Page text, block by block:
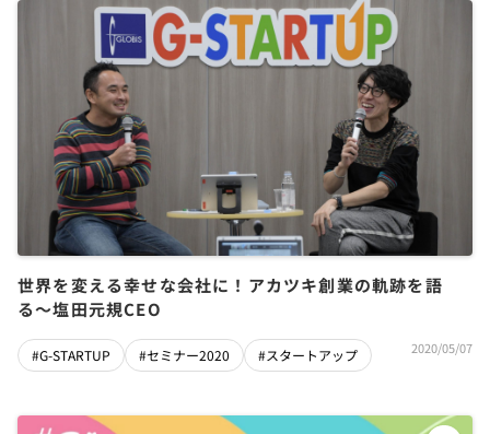
世界を変える幸せな会社に！アカツキ創業の軌跡を語
る〜塩田元規CEO
#G-STARTUP #セミナー2020 #スタートアップ 2020/05/07